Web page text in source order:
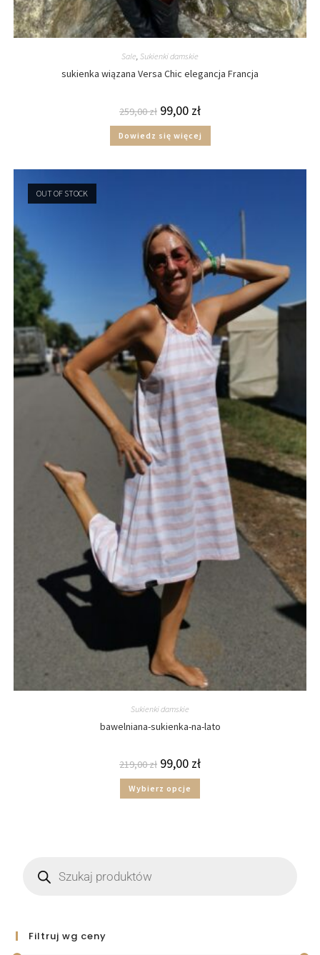
Sale, Sukienki damskie
sukienka wiązana Versa Chic elegancja Francja
259,00zł 99,00 zł
Dowiedz się więcej
OUT OF STOCK
Sukienki damskie
bawelniana-sukienka-na-lato
219,00zł 99,00 zł
Wybierz opcje
Filtruj wg ceny